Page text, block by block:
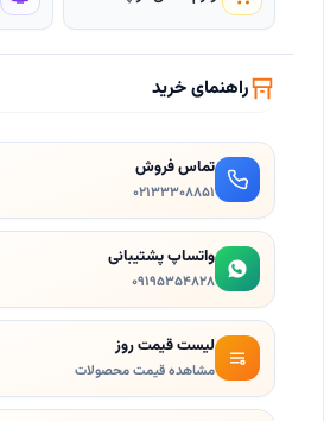
راهنمای خرید
تماس فروش
۰۲۱٣۳۳۰۸۸۵۱
واتساپ پشتیبانی
۰۹۱۹۵۳۵۴۸۲۸
لیست قیمت روز
مشاهده قیمت محصولات